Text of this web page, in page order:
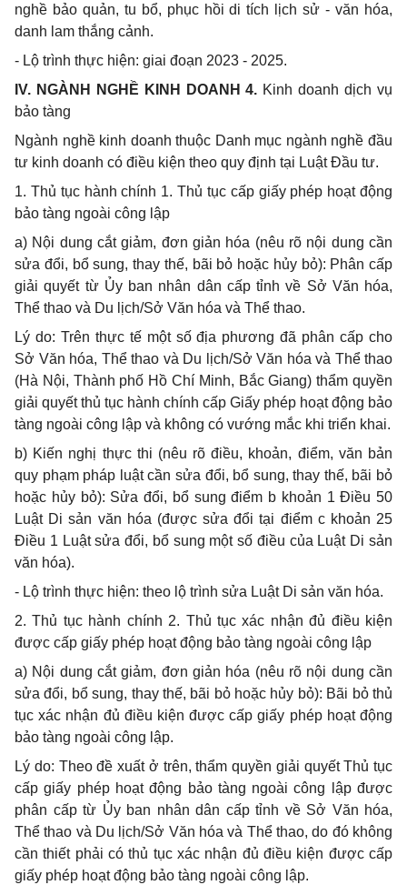
nghề bảo quản, tu bổ, phục hồi di tích lịch sử - văn hóa,
danh lam thắng cảnh.
- Lộ trình thực hiện: giai đoạn 2023 - 2025.
IV. NGÀNH NGH Ề KINH DOANH 4. Kinh doanh dịch vụ
bảo tàng
Ngành nghề kinh doanh thuộc Danh mục ngành nghề đầu
tư kinh doanh có điều kiện theo quy định tại Luật Đầu tư.
1. Thủ tục hành chính 1. Thủ tục cấp giấy phép hoạt động
bảo tàng ngoài công lập
a) Nội dung cắt giảm, đơn giản hóa (nêu rõ nội dung cần
sửa đổi, bổ sung, thay thế, bãi bỏ hoặc hủy bỏ): Phân cấp
giảiquyết từ Ủyban nhân dân cấp tỉnh về Sở Văn hóa,
Thể thao và Du lịch/Sở Văn hóa và Thể thao.
Lý do: Trên thực tếmột sốđịa phương đã phân cấp cho
Sở Văn hóa, Thể thao và Du lịch/Sở Văn hóa và Thể thao
(Hà Nội, Thành phố Hồ Chí Minh, Bắc Giang) thẩm quyền
giải quyết thủ tục hành chính cấp Giấy phép hoạt động bảo
tàng ngoài công lập và không có vướng mắc khi triển khai.
b) Kiến nghị thực thi (nêu rõ điều, khoản, điểm, văn bản
quy phạm pháp luậtcần sửa đổi, bổ sung, thay thế, bãi bỏ
hoặc hủy bỏ): Sửa đổi, bổsungđiểm b khoản 1 Điều 50
Luật Di sản văn hóa (được sửađổi tại điểm c khoản 25
Điều 1 Luậtsửa đổi, bổsung một số điều của Luật Di sản
văn hóa).
- Lộ trình thực hiện: theo lộ trình sửa Luật Di sản văn hóa.
2.Thủ tục hành chính 2. Thủ tục xác nhận đủ điều kiện
được cấp giấy phép hoạt động bảo tàng ngoài công lập
a) Nội dung cắt giảm, đơn giản hóa (nêu rõ nội dung cần
sửađổi, bổsung, thay thế, bãi bỏ hoặc hủy bỏ): Bãi bỏ thủ
tục xác nhận đủ điều kiện được cấp giấy phép hoạt động
bảo tàng ngoài công lập.
Lý do: Theo đề xuất ở trên, thẩm quyền giải quyết Thủ tục
cấp giấy phép hoạt động bảo tàng ngoài công lập được
phân cấp từ Ủyban nhân dân cấp tỉnh về Sở Văn hóa,
Thể thao và Du lịch/Sở Văn hóa và Thể thao, do đó không
cần thiết phải có thủ tục xác nhận đủ điều kiện được cấp
giấy phép hoạt động bảo tàng ngoài công lập.